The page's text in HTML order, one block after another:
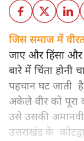
जिस समाज में
जाए और हिंसा और
बारे में चिंता होनी
पहचान घट जाती
अकेले वीर को पूरा
उसे उसकी
उत्तराखंड के